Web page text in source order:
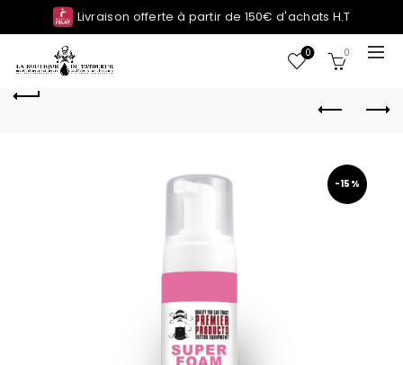
Livraison offerte à partir de 150€ d'achats H.T
0 0
-15%